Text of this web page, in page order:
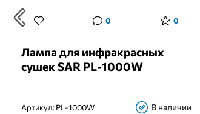
0 0
Лампа для инфракрасных
сушек SAR PL-1000W
Артикул:PL-1000W В наличии